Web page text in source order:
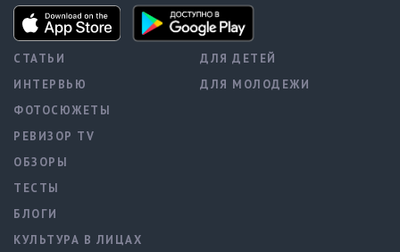
СТАТЬИ
ИНТЕРВЬЮ
ФОТОСЮЖЕТЫ
РЕВИЗОР TV
ОБЗОРЫ
ТЕСТЫ
БЛОГИ
КУЛЬТУРА В ЛИЦАХ
ДЛЯ ДЕТЕЙ
ДЛЯ МОЛОДЕЖИ